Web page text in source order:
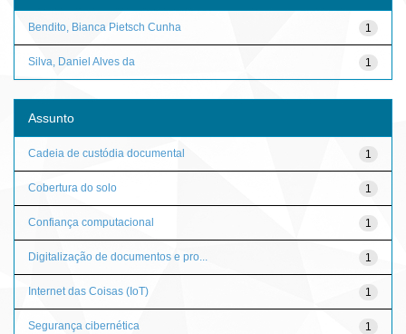
1
Bendito, Bianca Pietsch Cunha
1
Silva, Daniel Alves da
Assunto
1
Cadeia de custódia documental
1
Cobertura do solo
1
Confiança computacional
1
Digitalização de documentos e pro...
1
Internet das Coisas (IoT)
1
Segurança cibernética